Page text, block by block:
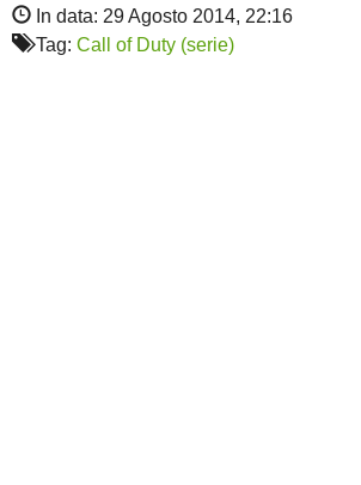
In data: 29 Agosto 2014, 22:16
Tag: Call of Duty (serie)